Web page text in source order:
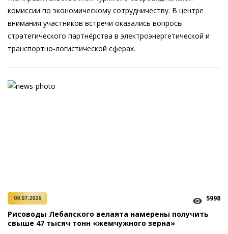
комиссии по экономическому сотрудничеству. В центре
внимания участников встречи оказались вопросы
стратегического партнёрства в электроэнергетической и
транспортно-логистической сферах.
09.07.2026 5998
Рисоводы Лебапского велаята намерены получить
свыше 47 тысяч тонн «жемчужного зерна»